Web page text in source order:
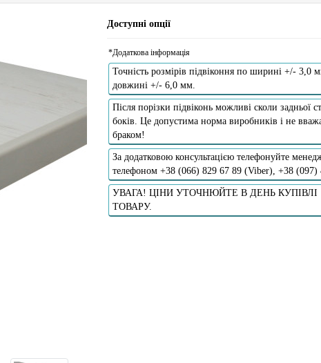
Доступні опції
*Додаткова інформація
Точність розмірів підвіконня по ширині +/- 3,0
довжині +/- 6,0 мм.
Після порізки підвіконь можливі сколи задньої
боків. Це допустима норма виробників і не
браком!
За додатковою консультацією телефонуйте
телефоном +38 (066) 829 67 89 (Viber), +38 (097)
УВАГА! ЦІНИ УТОЧНЮЙТЕ В ДЕНЬ КУПІВЛІ
ТОВАРУ.